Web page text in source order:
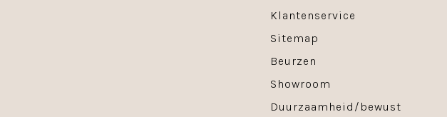
Klantenservice
Sitemap
Beurzen
Showroom
Duurzaamheid/bewust